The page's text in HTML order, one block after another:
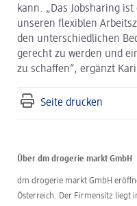
kann. „Das Jobsharing
unseren flexiblen
den unterschiedlichen
gerecht zu werden und
zu schaffen“, ergänzt
Seite drucken
Über dm drogerie markt GmbH
dm drogerie markt GmbH
Österreich. Der Firmensitz liegt